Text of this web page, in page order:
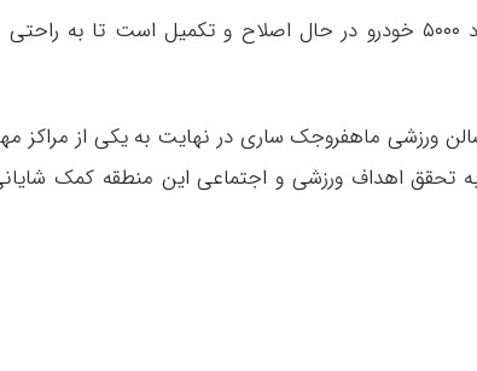
به گفته وی، پارکینگ این مجموعه نیز با ظرفیت حدود ۵۰۰۰ خودرو در حال اصلاح و تکمیل است تا به
ورزشی ماهفروجک ساری در نهایت به یکی از مراکز
تحقق اهداف ورزشی و اجتماعی این منطقه کمک